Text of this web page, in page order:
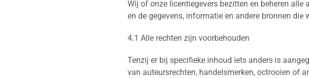
Wij of onze licentiegevers bezitten en beheren
en de gegevens, informatie en andere bronnen
4.1 Alle rechten zijn voorbehouden
Tenzij er bij specifieke inhoud iets anders is
van auteursrechten, handelsmerken, octrooien of